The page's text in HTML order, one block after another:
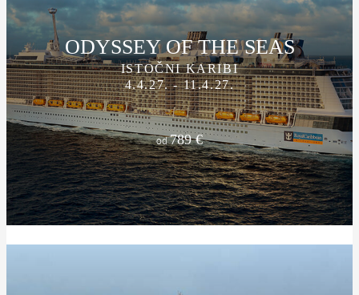
ODYSSEY OF THE SEAS
ISTOČNI KARIBI
4.4.27. - 11.4.27.
od789 €